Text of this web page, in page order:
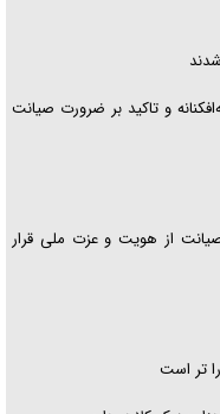
و تاکید بر ضرورت صیانت
از هویت و عزت ملی قرار
تر است